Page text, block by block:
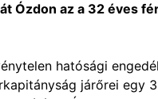
Ózdon az a 32 éves
hatósági
járőrei egy